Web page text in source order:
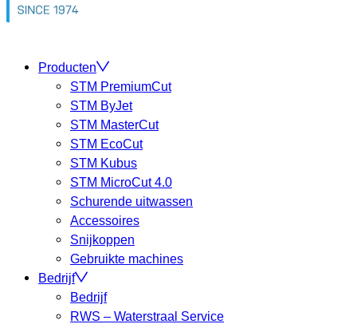
Producten
STM PremiumCut
STM ByJet
STM MasterCut
STM EcoCut
STM Kubus
STM MicroCut 4.0
Schurende uitwassen
Accessoires
Snijkoppen
Gebruikte machines
Bedrijf
Bedrijf
RWS – Waterstraal Service